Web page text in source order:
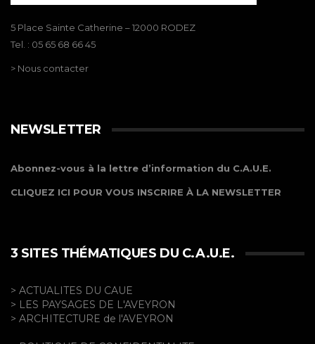
5 Place Sainte Catherine – 12000 RODEZ
Tel. : 05 65 68 66 45
> Nous contacter
NEWSLETTER
Abonnez-vous à la lettre d’information du C.A.U.E.
CLIQUEZ ICI POUR VOUS INSCRIRE À LA NEWSLETTER
3 SITES THÉMATIQUES DU C.A.U.E.
> ACTUALITES DU CAUE
> LES PAYSAGES DE L'AVEYRON
> ARCHITECTURE de l'AVEYRON